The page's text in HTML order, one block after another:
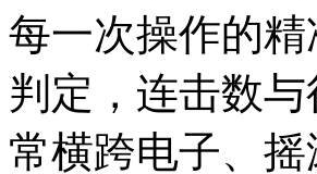
每一次操作的
判定，连击数
常横跨电子、